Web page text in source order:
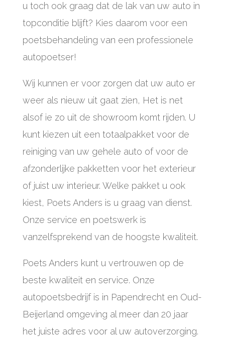
u toch ook graag dat de lak van uw auto in
topconditie blijft? Kies daarom voor een
poetsbehandeling van een professionele
autopoetser!
Wij kunnen er voor zorgen dat uw auto er
weer als nieuw uit gaat zien, Het is net
alsof ie zo uit de showroom komt rijden. U
kunt kiezen uit een totaalpakket voor de
reiniging van uw gehele auto of voor de
afzonderlijke pakketten voor het exterieur
of juist uw interieur. Welke pakket u ook
kiest, Poets Anders is u graag van dienst.
Onze service en poetswerk is
vanzelfsprekend van de hoogste kwaliteit.
Poets Anders kunt u vertrouwen op de
beste kwaliteit en service. Onze
autopoetsbedrijf is in Papendrecht en Oud-
Beijerland omgeving al meer dan 20 jaar
het juiste adres voor al uw autoverzorging.